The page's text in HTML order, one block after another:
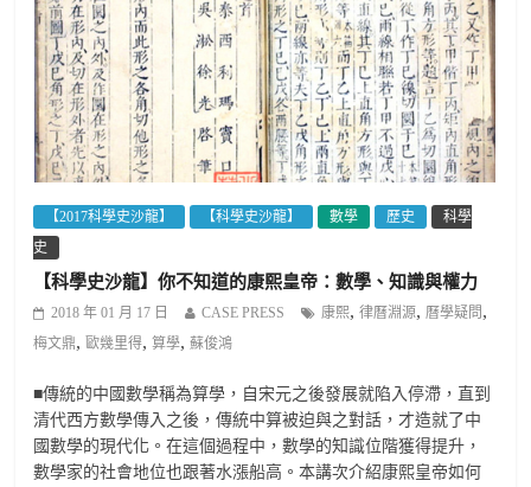
【2017科學史沙龍】 【科學史沙龍】 數學 歷史
科學
史
【科學史沙龍】你不知道的康熙皇帝：數學、知識與權力
2018 年 01 月 17 日 CASE PRESS 康熙,律曆淵源, 曆學疑問 ,
梅文鼎,歐幾里得,算學,蘇俊鴻
■傳統的中國數學稱為算學，自宋元之後發展就陷入停滯，直到
清代西方數學傳入之後，傳統中算被迫與之對話，才造就了中
國數學的現代化。在這個過程中，數學的知識位階獲得提升，
數學家的社會地位也跟著水漲船高。本講次介紹康熙皇帝如何